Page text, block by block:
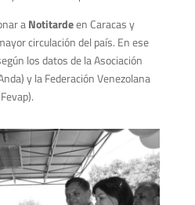
aNotitardeen Caracas y
circulación del país. En ese
los datos de la Asociación
y la Federación Venezolana